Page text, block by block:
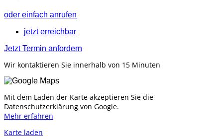
oder einfach anrufen
jetzt erreichbar
Jetzt Termin anfordern
Wir kontaktieren Sie innerhalb von 15 Minuten
Mit dem Laden der Karte akzeptieren Sie die
Datenschutzerklärung von Google.
Mehr erfahren
Karte laden